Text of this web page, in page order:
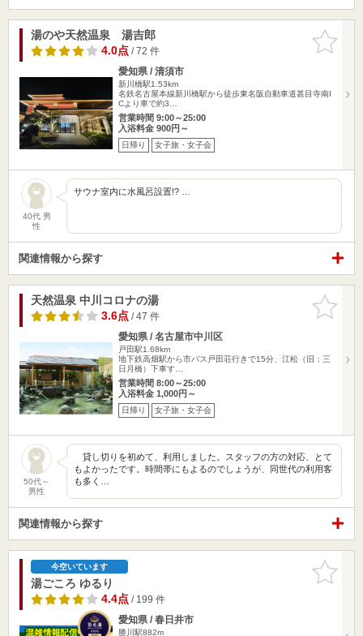
お気に入
りに追加
湯のや天然温泉 湯吉郎
4.0点/ 72 件
愛知県 / 清須市
新川橋駅1.53km
名鉄名古屋本線新川橋駅から徒歩東名阪自動車道甚目寺南I
Cより車で約3…
営業時間 9:00～25:00
入浴料金 900円～
日帰り 女子旅・女子会
40代 男
性
サウナ室内に水風呂設置!? …
関連情報から探す
お気に入
りに追加
天然温泉 中川コロナの湯
3.6点/ 47 件
愛知県 / 名古屋市中川区
戸田駅1.68km
地下鉄高畑駅から市バス戸田荘行きで15分、江松（旧：三
日月橋）下車す…
営業時間 8:00～25:00
入浴料金 1,000円～
日帰り 女子旅・女子会
50代～
男性
貸し切りを初めて、利用しました。スタッフの方の対応、とて
もよかったです。時間帯にもよるのでしょうが、同世代の利用客
も多く…
関連情報から探す
お気に入
りに追加
今空いています
湯ごころ ゆるり
4.4点/ 199 件
愛知県 / 春日井市
勝川駅882m